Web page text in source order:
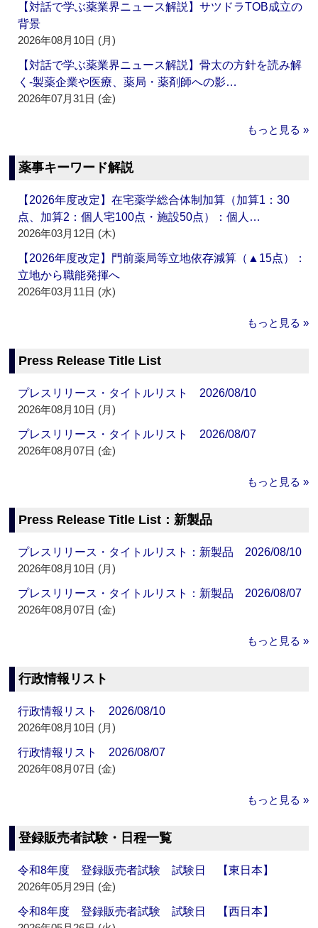
【対話で学ぶ薬業界ニュース解説】サツドラTOB成立の
背景
2026年08月10日 (月)
【対話で学ぶ薬業界ニュース解説】骨太の方針を読み解
く‐製薬企業や医療、薬局・薬剤師への影…
2026年07月31日 (金)
もっと見る »
薬事キーワード解説
【2026年度改定】在宅薬学総合体制加算（加算1：30
点、加算2：個人宅100点・施設50点）：個人…
2026年03月12日 (木)
【2026年度改定】門前薬局等立地依存減算（▲15点）：
立地から職能発揮へ
2026年03月11日 (水)
もっと見る »
Press Release Title List
プレスリリース・タイトルリスト 2026/08/10
2026年08月10日 (月)
プレスリリース・タイトルリスト 2026/08/07
2026年08月07日 (金)
もっと見る »
Press Release Title List：新製品
プレスリリース・タイトルリスト：新製品 2026/08/10
2026年08月10日 (月)
プレスリリース・タイトルリスト：新製品 2026/08/07
2026年08月07日 (金)
もっと見る »
行政情報リスト
行政情報リスト 2026/08/10
2026年08月10日 (月)
行政情報リスト 2026/08/07
2026年08月07日 (金)
もっと見る »
登録販売者試験・日程一覧
令和8年度 登録販売者試験 試験日 【東日本】
2026年05月29日 (金)
令和8年度 登録販売者試験 試験日 【西日本】